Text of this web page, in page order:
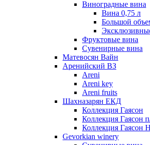
Виноградные вина
Вина 0,75 л
Большой
Фруктовые вина
Cувенирные вина
Матевосян Вайн
Аренийский ВЗ
Areni
Areni key
Areni fruits
Шахназарян ЕКД
Коллекция Гаясон
Коллекция Гаясон
Коллекция Гаясон
Gevorkian winery